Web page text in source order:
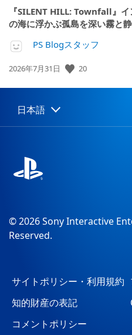
『SILENT HILL: Townfall』
の海に浮かぶ孤島を深い霧と
PS Blogスタッフ
公
日:
2026年7月31日 20
Select
a
Current
region:
日本語
© 2026 Sony Interactive
Reserved.
サイトポリシー・利用規約
知的財産の表記
コメントポリシー